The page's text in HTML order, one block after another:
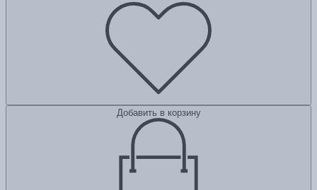
Добавить в корзину